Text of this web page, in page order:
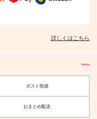
詳しくはこちら
ポスト投函
おまとめ配送